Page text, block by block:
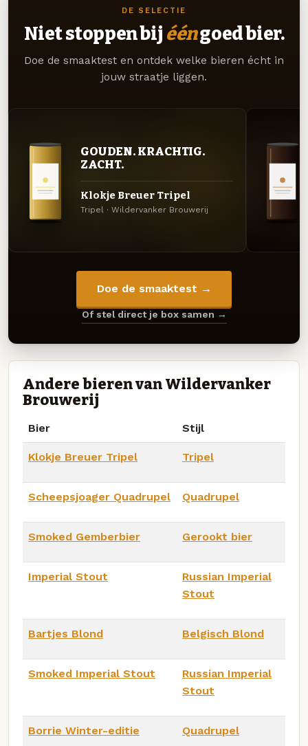
DE SELECTIE
Niet stoppen bij ééngoed bier.
Doe de smaaktest en ontdek welke bieren écht in
jouw straatje liggen.
GOUDEN. KRACHTIG.
ZACHT.
Klokje Breuer Tripel
Tripel · Wildervanker Brouwerij
Doe de smaaktest →
Of stel direct je box samen →
Andere bieren van Wildervanker
Brouwerij
Bier Stijl
Klokje Breuer Tripel Tripel
Scheepsjoager Quadrupel Quadrupel
Smoked Gemberbier Gerookt bier
Imperial Stout
Russian Imperial
Stout
Bartjes Blond Belgisch Blond
Smoked Imperial Stout
Russian Imperial
Stout
Borrie Winter-editie Quadrupel